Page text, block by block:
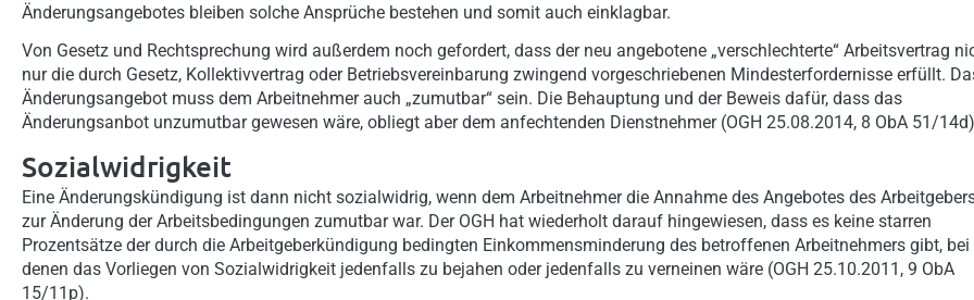
Änderungsangebotes bleiben solche Ansprüche bestehen und somit auch einklagbar.
Von Gesetz und Rechtsprechung wird außerdem noch gefordert, dass der neu angebotene „verschlechterte“ Arbeitsvertrag
nur die durch Gesetz, Kollektivvertrag oder Betriebsvereinbarung zwingend vorgeschriebenen Mindesterfordernisse erfüllt.
Änderungsangebot muss dem Arbeitnehmer auch „zumutbar“ sein. Die Behauptung und der Beweis dafür, dass das
Änderungsanbot unzumutbar gewesen wäre, obliegt aber dem anfechtenden Dienstnehmer (OGH 25.08.2014, 8 ObA 51/
Sozialwidrigkeit
Eine Änderungskündigung ist dann nicht sozialwidrig, wenn dem Arbeitnehmer die Annahme des Angebotes des
zur Änderung der Arbeitsbedingungen zumutbar war. Der OGH hat wiederholt darauf hingewiesen, dass es keine starren
Prozentsätze der durch die Arbeitgeberkündigung bedingten Einkommensminderung des betroffenen Arbeitnehmers gibt, bei
denen das Vorliegen von Sozialwidrigkeit jedenfalls zu bejahen oder jedenfalls zu verneinen wäre (OGH 25.10.2011, 9 ObA
15/11p).